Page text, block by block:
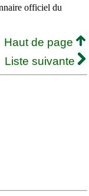
officiel du
Haut de page
Liste suivante